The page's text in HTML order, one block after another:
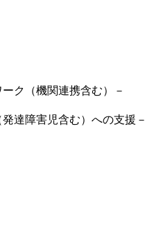
ク（機関連携含む）－
達障害児含む）への支援－